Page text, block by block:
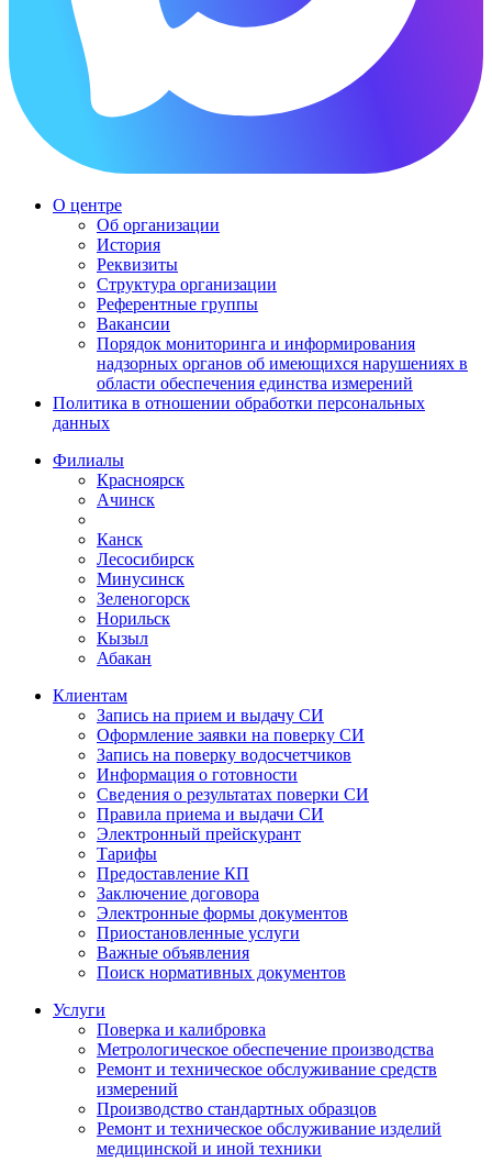
О центре
Об организации
История
Реквизиты
Структура организации
Референтные группы
Вакансии
Порядок мониторинга и информирования
надзорных органов об имеющихся нарушениях в
области обеспечения единства измерений
Политика в отношении обработки персональных
данных
Филиалы
Красноярск
Ачинск
Канск
Лесосибирск
Минусинск
Зеленогорск
Норильск
Кызыл
Абакан
Клиентам
Запись на прием и выдачу СИ
Оформление заявки на поверку СИ
Запись на поверку водосчетчиков
Информация о готовности
Сведения о результатах поверки СИ
Правила приема и выдачи СИ
Электронный прейскурант
Тарифы
Предоставление КП
Заключение договора
Электронные формы документов
Приостановленные услуги
Важные объявления
Поиск нормативных документов
Услуги
Поверка и калибровка
Метрологическое обеспечение производства
Ремонт и техническое обслуживание средств
измерений
Производство стандартных образцов
Ремонт и техническое обслуживание изделий
медицинской и иной техники